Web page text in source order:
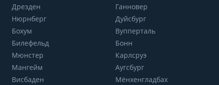
Дрезден
Ганновер
Нюрнберг
Дуйсбург
Бохум
Вупперталь
Билефельд
Бонн
Мюнстер
Карлсруэ
Мангейм
Аугсбург
Висбаден
Мёнхенгладбах